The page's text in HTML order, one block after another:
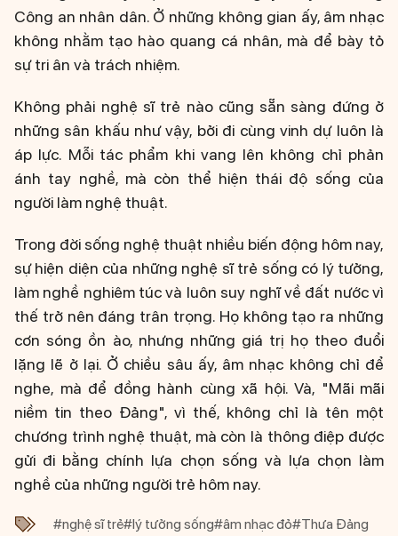
Công an nhân dân. Ở những không gian ấy, âm nhạc
không nhằm tạo hào quang cá nhân, mà để bày tỏ
sự tri ân và trách nhiệm.
Không phải nghệ sĩ trẻ nào cũng sẵn sàng đứng ở
những sân khấu như vậy, bởi đi cùng vinh dự luôn là
áp lực. Mỗi tác phẩm khi vang lên không chỉ phản
ánh tay nghề, mà còn thể hiện thái độ sống của
người làm nghệ thuật.
Trong đời sống nghệ thuật nhiều biến động hôm nay,
sự hiện diện của những nghệ sĩ trẻ sống có lý tưởng,
làm nghề nghiêm túc và luôn suy nghĩ về đất nước vì
thế trở nên đáng trân trọng. Họ không tạo ra những
cơn sóng ồn ào, nhưng những giá trị họ theo đuổi
lặng lẽ ở lại. Ở chiều sâu ấy, âm nhạc không chỉ để
nghe, mà để đồng hành cùng xã hội. Và, "Mãi mãi
niềm tin theo Đảng", vì thế, không chỉ là tên một
chương trình nghệ thuật, mà còn là thông điệp được
gửi đi bằng chính lựa chọn sống và lựa chọn làm
nghề của những người trẻ hôm nay.
#nghệ sĩ trẻ#lý tưởng sống#âm nhạc đỏ#Thưa Đảng